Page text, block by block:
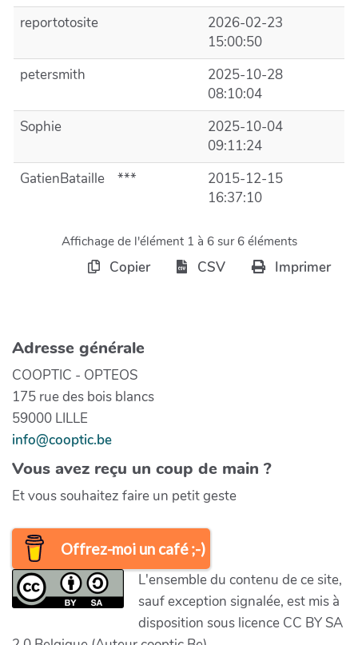
reportotosite
2026-02-23
15:00:50
petersmith
2025-10-28
08:10:04
Sophie
2025-10-04
09:11:24
GatienBataille
***
2015-12-15
16:37:10
Affichage de l'élément 1 à 6 sur 6 éléments
Copier CSV Imprimer
Adresse générale
COOPTIC - OPTEOS
175 rue des bois blancs
59000 LILLE
info@cooptic.be
Vous avez reçu un coup de main ?
Et vous souhaitez faire un petit geste
Offrez-moi un café ;-)
L'ensemble du contenu de ce site,
sauf exception signalée, est mis à
disposition sous licence CC BY SA